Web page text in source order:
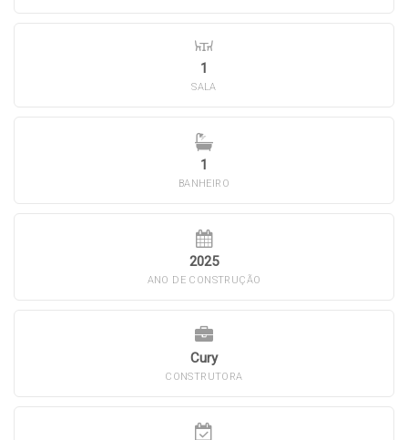
1
SALA
1
BANHEIRO
2025
ANO DE CONSTRUÇÃO
Cury
CONSTRUTORA